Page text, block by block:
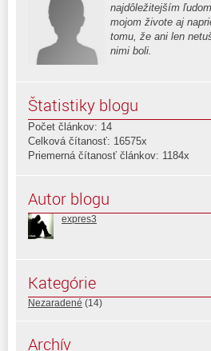
najdôležitejším
mojom živote aj
tomu, že ani len
nimi boli.
Štatistiky blogu
Počet článkov: 14
Celková čítanosť: 16575x
Priemerná čítanosť článkov: 1184x
Autor blogu
expres3
Kategórie
Nezaradené (14)
Archív